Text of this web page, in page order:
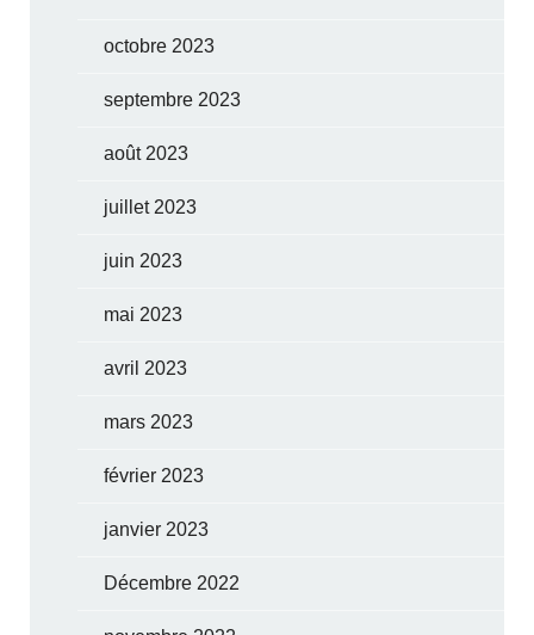
octobre 2023
septembre 2023
août 2023
juillet 2023
juin 2023
mai 2023
avril 2023
mars 2023
février 2023
janvier 2023
Décembre 2022